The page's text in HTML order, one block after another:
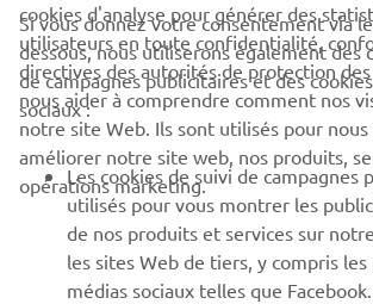
CORPORATE
PROS & B2B
PLUS YAMAHA
SUPPORT
cookies d'analyse pour générer des
utilisateurs en toute confidentialité,
directives des autorités de protection
nous aider à comprendre comment nos
notre site Web. Ils sont utilisés pour nous
améliorer notre site web, nos produits,
opérations marketing.
Si vous donnez votre consentement via
dessous, nous utiliserons également des
de campagnes publicitaires et des
sociaux :
Les cookies de suivi de campagnes
utilisés pour vous montrer les
de nos produits et services sur
les sites Web de tiers, y compris
médias sociaux telles que